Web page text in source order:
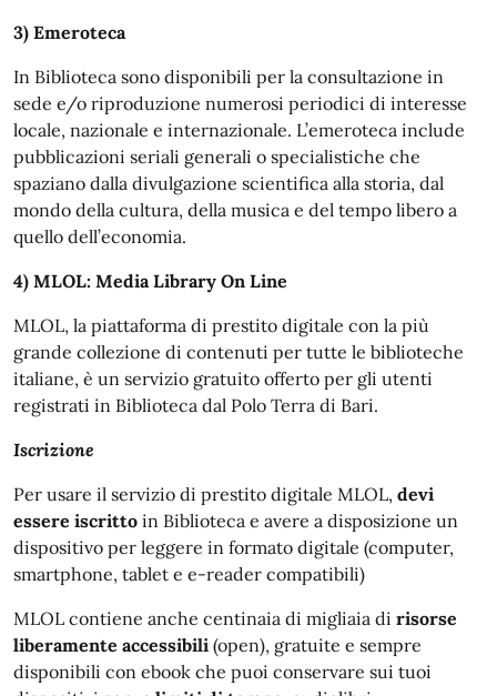
3) Emeroteca
In Biblioteca sono disponibili per la consultazione in
sede e/o riproduzione numerosi periodici di interesse
locale, nazionale e internazionale. L’emeroteca include
pubblicazioni seriali generali o specialistiche che
spaziano dalla divulgazione scientifica alla storia, dal
mondo della cultura, della musica e del tempo libero a
quello dell’economia.
4) MLOL: Media Library On Line
MLOL, la piattaforma di prestito digitale con la più
grande collezione di contenuti per tutte le biblioteche
italiane, è un servizio gratuito offerto per gli utenti
registrati in Biblioteca dal Polo Terra di Bari.
Iscrizione
Per usare il servizio di prestito digitale MLOL, devi
essere iscritto in Biblioteca e avere a disposizione un
dispositivo per leggere in formato digitale (computer,
smartphone, tablet e e-reader compatibili)
MLOL contiene anche centinaia di migliaia di risorse
liberamente accessibili (open), gratuite e sempre
disponibili con ebook che puoi conservare sui tuoi